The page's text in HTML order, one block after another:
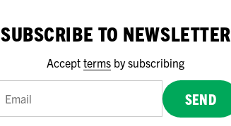
SUBSCRIBE TO NEWSLETTER
Acceptterms by subscribing
SEND